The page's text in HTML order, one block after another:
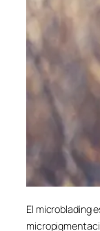
El microblading